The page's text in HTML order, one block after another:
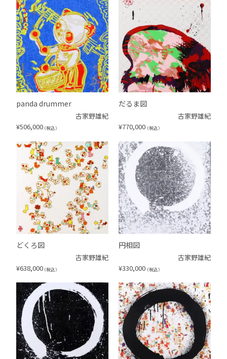
panda drummer
古家野雄紀
¥506,000 （税込）
だるま図
古家野雄紀
¥770,000 （税込）
どくろ図
古家野雄紀
¥638,000 （税込）
円相図
古家野雄紀
¥330,000 （税込）